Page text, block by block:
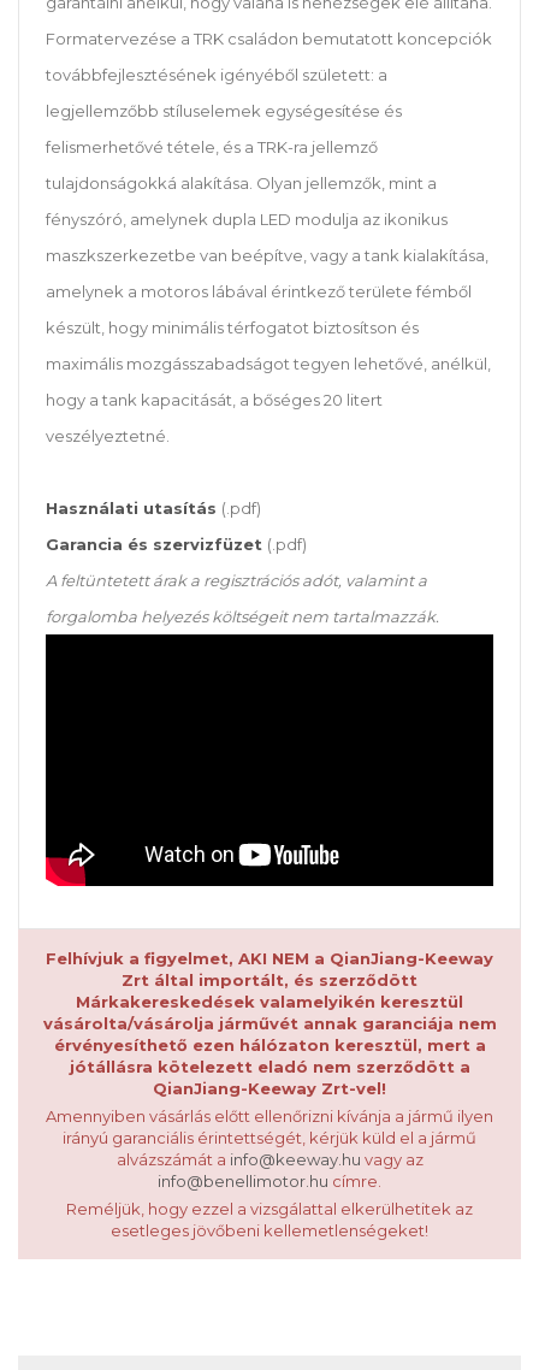
Formatervezése a TRK családon bemutatott koncepciók
továbbfejlesztésének igényéből született: a
legjellemzőbb stíluselemek egységesítése és
felismerhetővé tétele, és a TRK-ra jellemző
tulajdonságokká alakítása. Olyan jellemzők, mint a
fényszóró, amelynek dupla LED modulja az ikonikus
maszkszerkezetbe van beépítve, vagy a tank kialakítása,
amelynek a motoros lábával érintkező területe fémből
készült, hogy minimális térfogatot biztosítson és
maximális mozgásszabadságot tegyen lehetővé, anélkül,
hogy a tank kapacitását, a bőséges 20 litert
veszélyeztetné.
Használati utasítás (.pdf)
Garancia és szervizfüzet (.pdf)
A feltüntetett árak a regisztrációs adót, valamint a
forgalomba helyezés költségeit nem tartalmazzák.
Felhívjuk a figyelmet, AKI NEM a QianJiang-Keeway
Zrt által importált, és szerződött
Márkakereskedések valamelyikén keresztül
vásárolta/vásárolja járművét annak garanciája nem
érvényesíthető ezen hálózaton keresztül, mert a
jótállásra kötelezett eladó nem szerződött a
QianJiang-Keeway Zrt-vel!
Amennyiben vásárlás előtt ellenőrizni kívánja a jármű ilyen
irányú garanciális érintettségét, kérjük küld el a jármű
alvázszámát a info@keeway.hu vagy az
info@benellimotor.hu címre.
Reméljük, hogy ezzel a vizsgálattal elkerülhetitek az
esetleges jövőbeni kellemetlenségeket!